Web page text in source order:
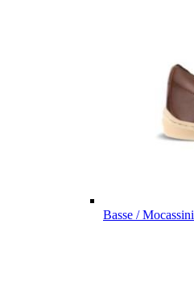
Basse / Mocassini